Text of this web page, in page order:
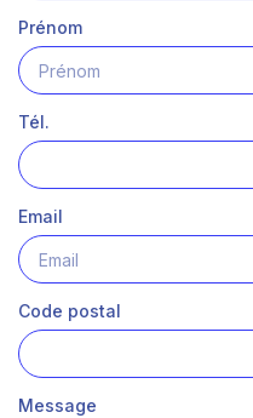
Prénom
Tél.
Email
Code postal
Message